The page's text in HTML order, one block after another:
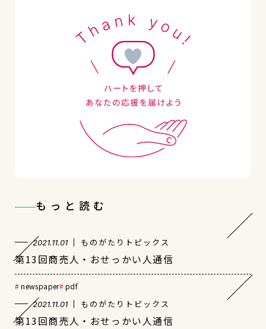
もっと読む
2021.11.01 ものがたりトピックス
第13回商売人・おせっかい人通信
newspaper pdf
2021.11.01 ものがたりトピックス
第13回商売人・おせっかい人通信